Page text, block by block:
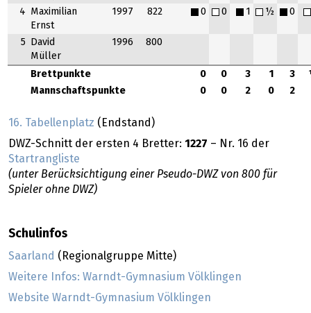
Brettpunkte 0 0 3 1 3
Mannschaftspunkte
0 0 2 0 2
4
Maximilian
Ernst
1997 822 0 0 1 ½ 0
5
David
Müller
1996 800
16. Tabellenplatz (Endstand)
DWZ-Schnitt der ersten 4 Bretter: 1227 – Nr. 16 der
Startrangliste
(unter Berücksichtigung einer Pseudo-DWZ von 800 für
Spieler ohne DWZ)
Schulinfos
Saarland (Regionalgruppe Mitte)
Weitere Infos: Warndt-Gymnasium Völklingen
Website Warndt-Gymnasium Völklingen